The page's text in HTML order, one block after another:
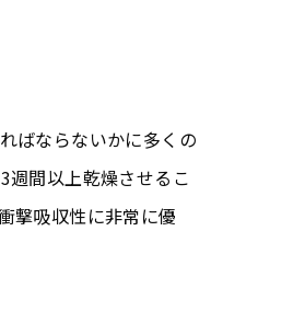
ばならないかに多くの
週間以上乾燥させるこ
撃吸収性に非常に優